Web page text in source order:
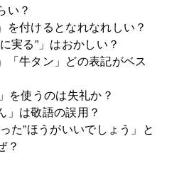
い？
を付けるとなれなれしい？
実る”」はおかしい？
「牛タン」どの表記がベス
を使うのは失礼か？
」は敬語の誤用？
た”ほうがいいでしょう」と
？